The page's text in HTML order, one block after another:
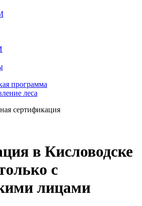
программа
леса
сертификация
в Кисловодске
с
лицами